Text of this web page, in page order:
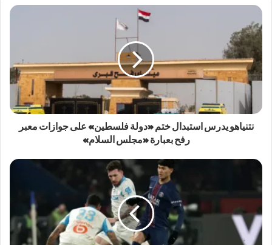
نتنياهو يدرس استبدال ختم «دولة فلسطين» على جوازات معبر
رفح بعبارة «مجلس السلام»